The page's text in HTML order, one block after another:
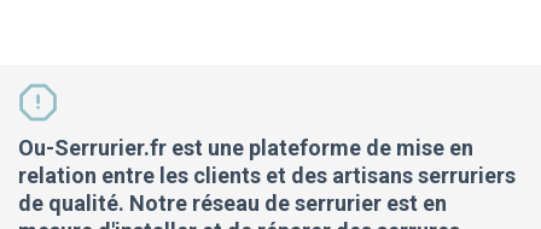
Ou-Serrurier.fr est une plateforme de mise en
relation entre les clients et des artisans serruriers
de qualité. Notre réseau de serrurier est en